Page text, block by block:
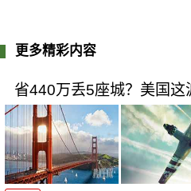
更多精彩内容
省440万丢5座城？美国这